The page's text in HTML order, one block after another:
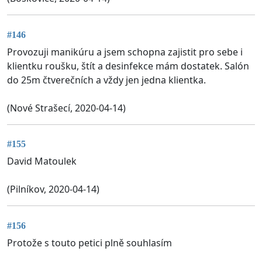
#146
Provozuji manikúru a jsem schopna zajistit pro sebe i
klientku roušku, štít a desinfekce mám dostatek. Salón
do 25m čtverečních a vždy jen jedna klientka.
(Nové Strašecí, 2020-04-14)
#155
David Matoulek
(Pilníkov, 2020-04-14)
#156
Protože s touto petici plně souhlasím